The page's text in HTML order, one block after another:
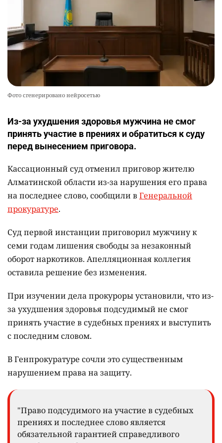
Фото сгенерировано нейросетью
Из-за ухудшения здоровья мужчина не смог
принять участие в прениях и обратиться к суду
перед вынесением приговора.
Кассационный суд отменил приговор жителю
Алматинской области из-за нарушения его права
на последнее слово, сообщили вГенеральной
прокуратуре.
Суд первой инстанции приговорил мужчину к
семи годам лишения свободы за незаконный
оборот наркотиков. Апелляционная коллегия
оставила решение без изменения.
При изучении дела прокуроры установили, что из-
за ухудшения здоровья подсудимый не смог
принять участие в судебных прениях и выступить
с последним словом.
В Генпрокуратуре сочли это существенным
нарушением права на защиту.
"Право подсудимого на участие в судебных
прениях и последнее слово является
обязательной гарантией справедливого